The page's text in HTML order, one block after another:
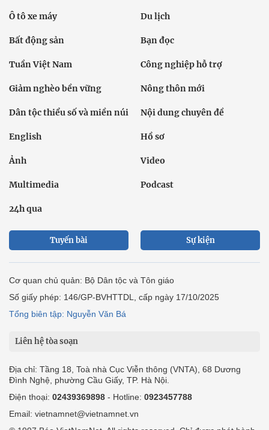
Ô tô xe máy Du lịch
Bất động sản Bạn đọc
Tuần Việt Nam Công nghiệp hỗ trợ
Giảm nghèo bền vững Nông thôn mới
Dân tộc thiểu số và miền núi Nội dung chuyên đề
English Hồ sơ
Ảnh Video
Multimedia Podcast
24h qua
Tuyến bài Sự kiện
Cơ quan chủ quản: Bộ Dân tộc và Tôn giáo
Số giấy phép: 146/GP-BVHTTDL, cấp ngày 17/10/2025
Tổng biên tập: Nguyễn Văn Bá
Liên hệ tòa soạn
Địa chỉ: Tầng 18, Toà nhà Cục Viễn thông (VNTA), 68 Dương
Đình Nghệ, phường Cầu Giấy, TP. Hà Nội.
Điện thoại: 02439369898 - Hotline: 0923457788
Email: vietnamnet@vietnamnet.vn